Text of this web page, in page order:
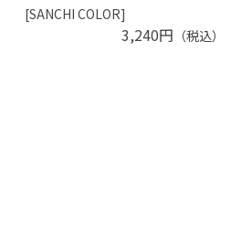
[SANCHI COLOR]
3,240円 （税込）